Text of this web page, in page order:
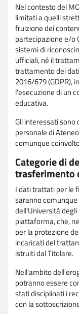
Nel contesto del
limitati a quelli
fruizione dei
partecipazione e/o
sistemi di
ufficiali, né il
trattamento dei
2016/679 (GDPR),
l'esecuzione di un
educativa.
Gli interessati
personale di
comunque
Categorie di
trasferimento
I dati trattati per le
saranno
dell'Università
piattaforma, che,
per la protezione
incaricati del
istruiti dal Titolare.
Nell'ambito
potranno essere
stati disciplinati i
con la